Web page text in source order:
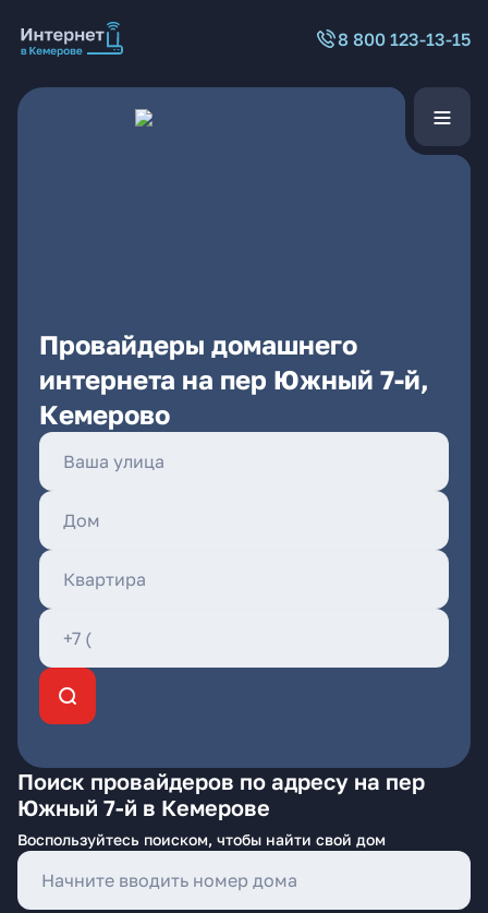
8 800 123-13-15
Провайдеры домашнего
интернета на пер Южный 7-й,
Кемерово
Поиск провайдеров по адресу на пер
Южный 7-й в Кемерове
Воспользуйтесь поиском, чтобы найти свой дом